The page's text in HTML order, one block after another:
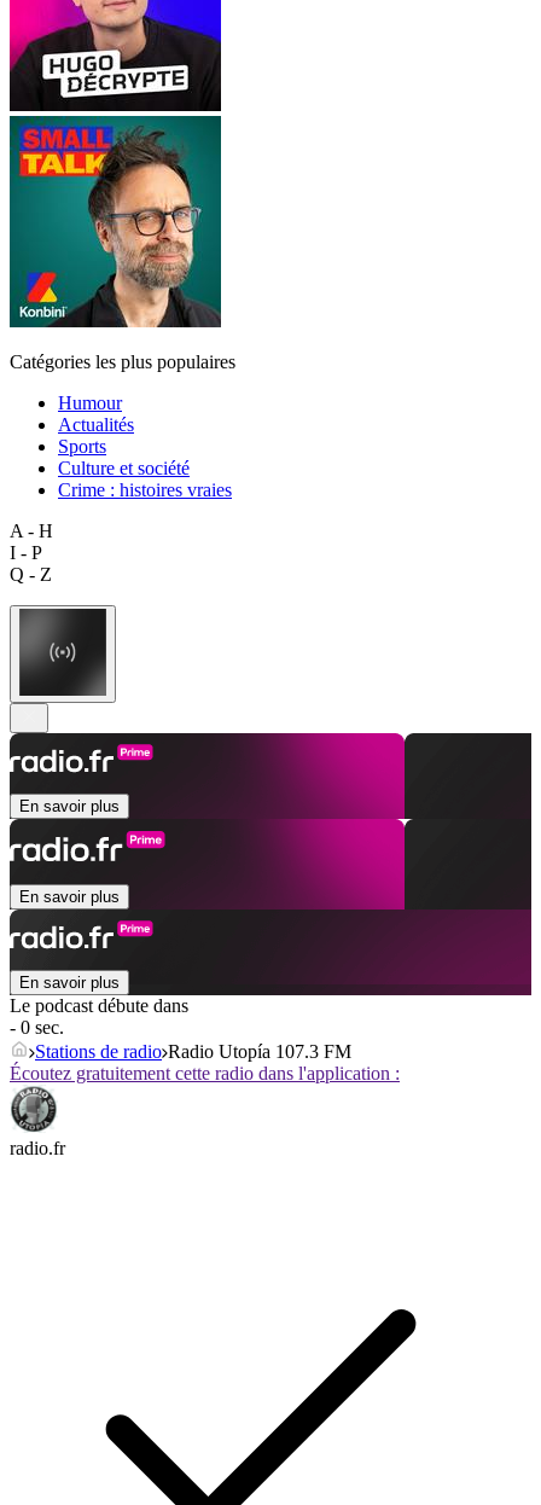
Catégories les plus populaires
Humour
Actualités
Sports
Culture et société
Crime : histoires vraies
A - H
I - P
Q - Z
En savoir plus
En savoir plus
En savoir plus
Le podcast débute dans
- 0 sec.
Stations de radio Radio Utopía 107.3 FM
Écoutez gratuitement cette radio dans l'application :
radio.fr